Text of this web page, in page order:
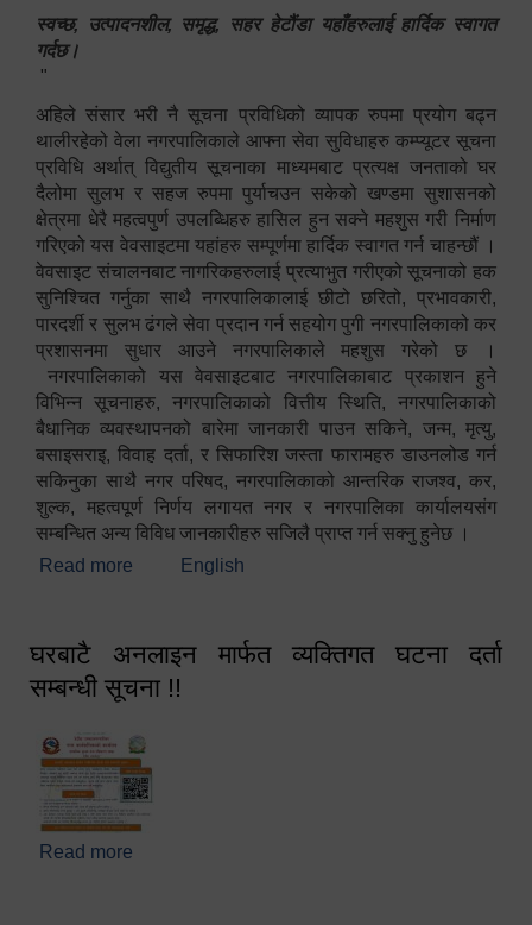
स्वच्छ, उत्पादनशील, समृद्ध, सहर हेटौंडा यहाँहरुलाई हार्दिक स्वागत
गर्दछ।
"
अहिले संसार भरी नै सूचना प्रविधिको व्यापक रुपमा प्रयोग बढ्न
थालीरहेको वेला नगरपालिकाले आफ्ना सेवा सुविधाहरु कम्प्यूटर सूचना
प्रविधि अर्थात् विद्युतीय सूचनाका माध्यमबाट प्रत्यक्ष जनताको घर
दैलोमा सुलभ र सहज रुपमा पुर्याचउन सकेको खण्डमा सुशासनको
क्षेत्रमा धेरै महत्वपुर्ण उपलब्धिहरु हासिल हुन सक्ने महशुस गरी निर्माण
गरिएको यस वेवसाइटमा यहांहरु सम्पूर्णमा हार्दिक स्वागत गर्न चाहन्छौं ।
वेवसाइट संचालनबाट नागरिकहरुलाई प्रत्याभुत गरीएको सूचनाको हक
सुनिश्चित गर्नुका साथै नगरपालिकालाई छीटो छरितो, प्रभावकारी,
पारदर्शी र सुलभ ढंगले सेवा प्रदान गर्न सहयोग पुगी नगरपालिकाको कर
प्रशासनमा सुधार आउने नगरपालिकाले महशुस गरेको छ ।
नगरपालिकाको यस वेवसाइटबाट नगरपालिकाबाट प्रकाशन हुने
विभिन्न सूचनाहरु, नगरपालिकाको वित्तीय स्थिति, नगरपालिकाको
बैधानिक व्यवस्थापनको बारेमा जानकारी पाउन सकिने, जन्म, मृत्यु,
बसाइसराइ, विवाह दर्ता, र सिफारिश जस्ता फारामहरु डाउनलोड गर्न
सकिनुका साथै नगर परिषद, नगरपालिकाको आन्तरिक राजश्व, कर,
शुल्क, महत्वपूर्ण निर्णय लगायत नगर र नगरपालिका कार्यालयसंग
सम्बन्धित अन्य विविध जानकारीहरु सजिलै प्राप्त गर्न सक्नु हुनेछ ।
Read more about स्वागतम!!!
English
घरबाटै अनलाइन मार्फत व्यक्तिगत घटना दर्ता
सम्बन्धी सूचना !!
Read more